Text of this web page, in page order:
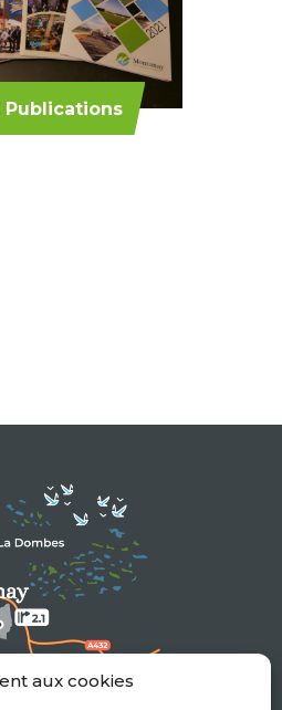
aux cookies
Publications